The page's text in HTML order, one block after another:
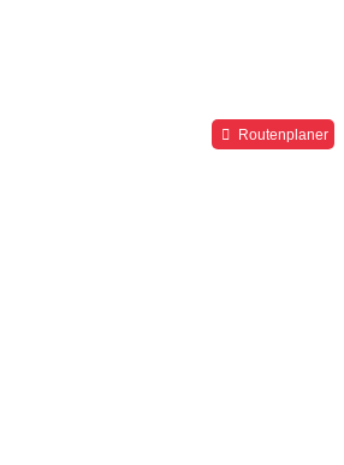
Routenplaner